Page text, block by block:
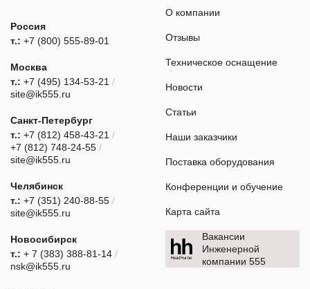
Россия
т.: +7 (800) 555-89-01
Москва
т.: +7 (495) 134-53-21 /
site@ik555.ru
Санкт-Петербург
т.: +7 (812) 458-43-21 /
+7 (812) 748-24-55 /
site@ik555.ru
Челябинск
т.: +7 (351) 240-88-55 /
site@ik555.ru
Новосибирск
т.: + 7 (383) 388-81-14 /
nsk@ik555.ru
О компании
Отзывы
Техническое оснащение
Новости
Статьи
Наши заказчики
Поставка оборудования
Конференции и обучение
Карта сайта
Вакансии
Инженерной
компании 555